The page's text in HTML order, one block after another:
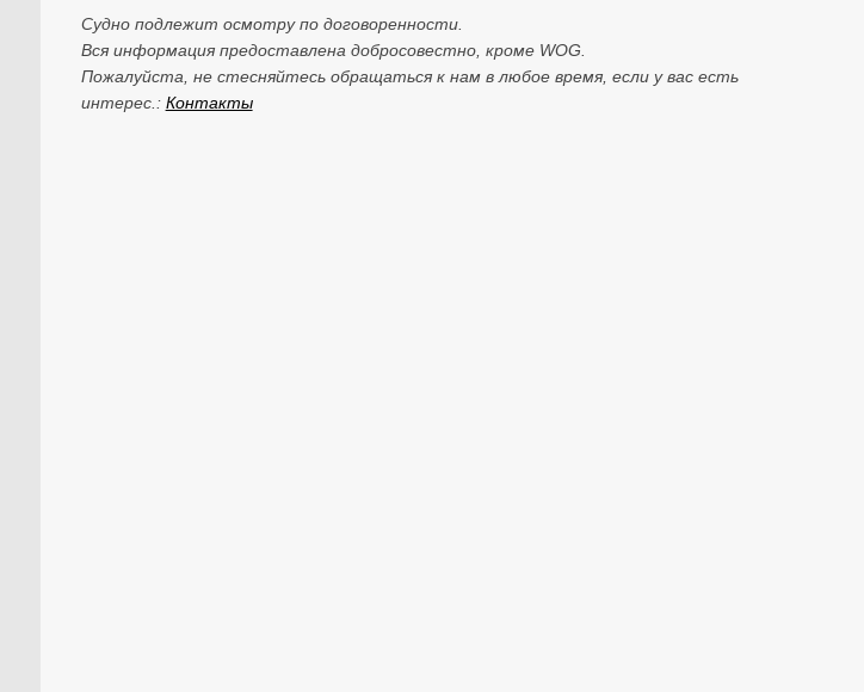
Судно подлежит осмотру по договоренности.
Вся информация предоставлена добросовестно, кроме WOG.
Пожалуйста, не стесняйтесь обращаться к нам в любое время, если у вас есть
интерес.: Контакты